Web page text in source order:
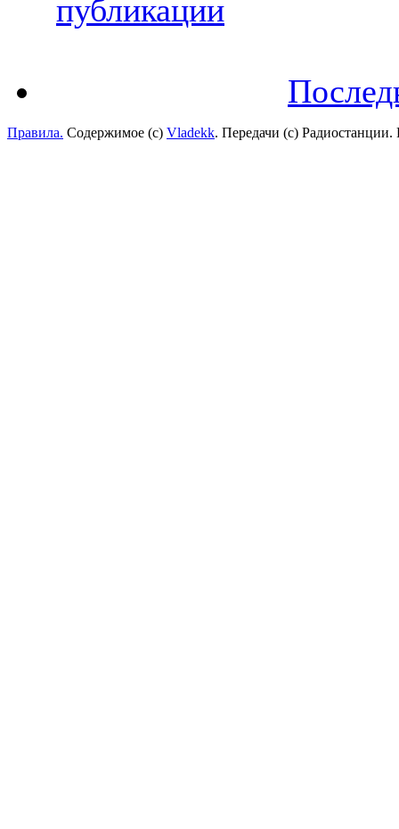
публикации
Правила. Содержимое (с) Vladekk. Передачи (с)